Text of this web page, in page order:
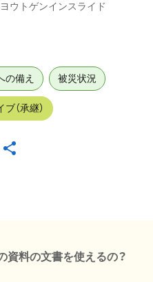
ウトゲンインスライド
の備え 被災状況
（承継）
資料の文書を使えるの？